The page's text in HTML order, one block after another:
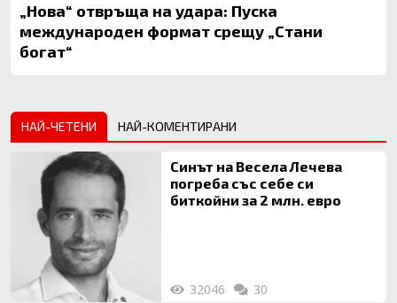
„Нова“ отвръща на удара: Пуска
международен формат срещу „Стани
богат“
НАЙ-ЧЕТЕНИ НАЙ-КОМЕНТИРАНИ
Синът на Весела Лечева
погреба със себе си
биткойни за 2 млн. евро
32046 30